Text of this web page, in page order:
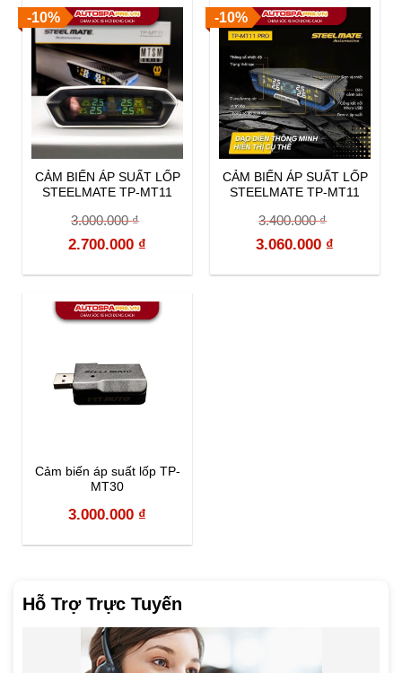
Hỗ Trợ Trực Tuyến
-10%
CẢM BIẾN ÁP SUẤT LỐP
STEELMATE TP-MT11
3.000.000₫
Original
3.000.000 ₫.
2.700.000 ₫
2.700.000 ₫.
-10%
CẢM BIẾN ÁP SUẤT LỐP
STEELMATE TP-MT11
3.400.000₫
Original
3.060.000 ₫
Cảm biến áp suất lốp TP-
MT30
3.000.000 ₫